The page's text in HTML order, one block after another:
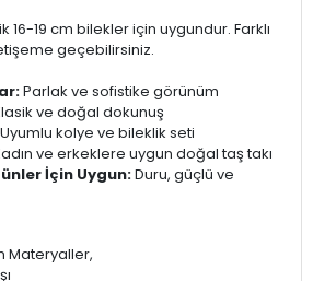
16-19 cm bilekler için uygundur. Farklı
geçebilirsiniz.
Parlak ve sofistike görünüm
ve doğal dokunuş
Uyumlu kolye ve bileklik seti
ve erkeklere uygun doğal taş takı
İçin Uygun:Duru, güçlü ve
Materyaller,